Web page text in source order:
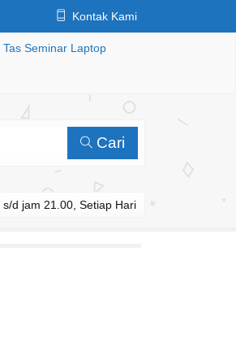
Kontak Kami
Tas Seminar Laptop
Cari
d jam 21.00, Setiap Hari